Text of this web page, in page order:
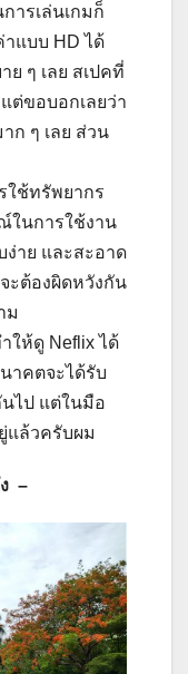
ารเล่นเกมก็
าแบบ HD ได้
ย ๆ เลย สเปคที่
ต่ขอบอกเลยว่า
ก ๆ เลย ส่วน
ใช้ทรัพยากร
ในการใช้งาน
ง่าย และสะอาด
ะต้องผิดหวังกัน
ม
ให้ดู Neflix ได้
าคตจะได้รับ
ไป แต่ในมือ
แล้วครับผม
–